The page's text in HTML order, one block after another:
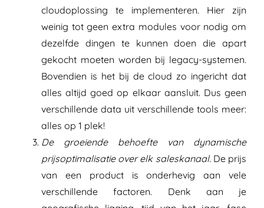
cloudoplossing te implementeren. Hier zijn
weinig tot geen extra modules voor nodig om
dezelfde dingen te kunnen doen die apart
gekocht moeten worden bij legacy-systemen.
Bovendien is het bij de cloud zo ingericht dat
alles altijd goed op elkaar aansluit. Dus geen
verschillende data uit verschillende tools meer:
alles op 1 plek!
De groeiende behoefte van dynamische
prijsoptimalisatie over elk saleskanaal. De prijs
van een product is onderhevig aan vele
verschillende factoren. Denk aan je